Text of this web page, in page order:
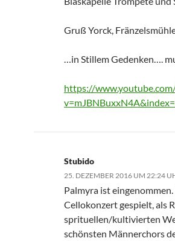
Gruß Yorck,
…in Stillem Gedenken….
https://
Stubido
25. DEZEMBER 2016 UM 22:24
Palmyra ist
Cellokonzert gespielt, als
sprituellen/kultivierten
schönsten Männerchors